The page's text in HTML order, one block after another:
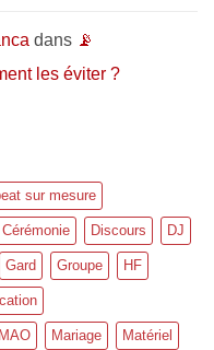
dans 📡
les éviter ?
sur mesure
Cérémonie Discours DJ
Gard Groupe HF
MAO Mariage Matériel